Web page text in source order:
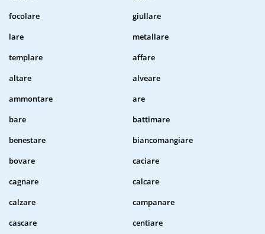
focolare
giullare
lare
metallare
templare
affare
altare
alveare
ammontare
are
bare
battimare
benestare
biancomangiare
bovare
caciare
cagnare
calcare
calzare
campanare
cascare
centiare